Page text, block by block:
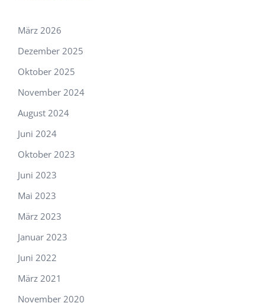
März 2026
Dezember 2025
Oktober 2025
November 2024
August 2024
Juni 2024
Oktober 2023
Juni 2023
Mai 2023
März 2023
Januar 2023
Juni 2022
März 2021
November 2020